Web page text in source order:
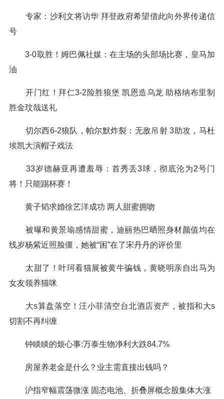
专家：沙利文将访华 拜登政府希望借此向外界传递信
号
3-0取胜！姆巴佩社媒：在主场的头部场比赛，皇马加
油
开门红！拜仁3-2险胜狼堡 凯恩造乌龙 助格纳布里制
胜金玟哉送礼
切尔西6-2狼队，帕尔默炸裂：无敌吊射 3助攻，马杜
埃凯大演帽子戏法
33岁德赫亚再遭羞辱：首秀丢3球，彻底沦为2号门
将！只能踢杯赛！
黄子韬求婚徐艺洋成功 两人甜蜜拥吻
被曝和黄景瑜感情甜蜜，迪丽热巴晒照身材颜值均在
线岁杨紫近照脸僵，她被“困”在了宋丹丹的评价里
太甜了！叶珂看猫展被黄牛骗钱，黄晓明亲自出马为
女友领养猫咪
大s算盘落空！汪小菲清空台北酒店资产，被指和大s
切割不再纠缠
钟睒睒的烦心事:万泰生物净利大跌84.7%
房屋养老金是什么？业主需直接出钱吗？
沪指窄幅震荡微涨 固态电池、折叠屏概念股集体大涨